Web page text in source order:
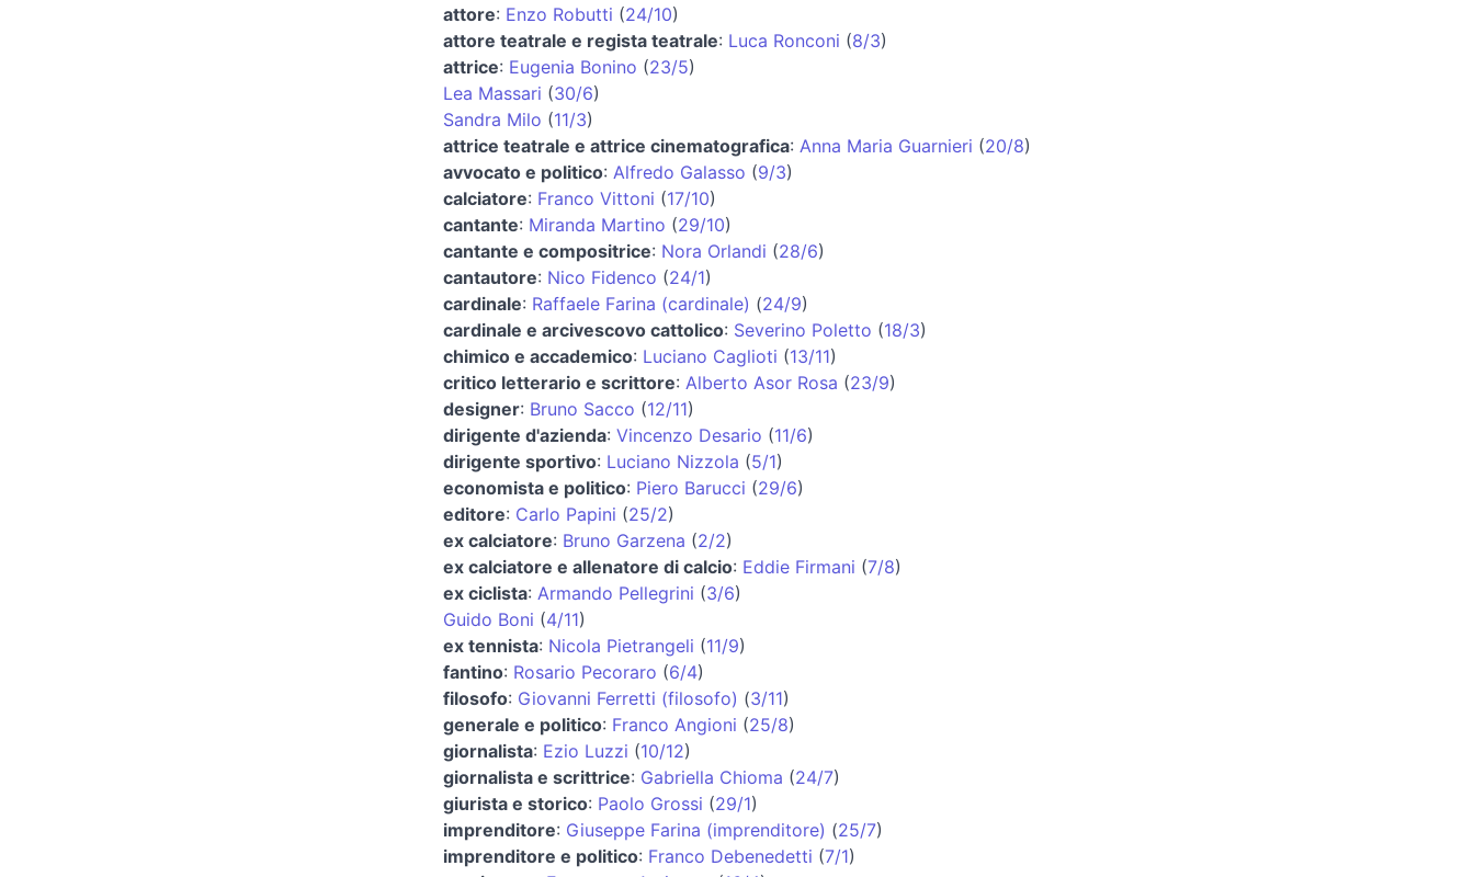
attore: Enzo Robutti (24/10)
attore teatrale e regista teatrale: Luca Ronconi (8/3)
attrice: Eugenia Bonino (23/5)
Lea Massari (30/6)
Sandra Milo (11/3)
attrice teatrale e attrice cinematografica: Anna Maria Guarnieri (20/8)
avvocato e politico: Alfredo Galasso (9/3)
calciatore: Franco Vittoni (17/10)
cantante: Miranda Martino (29/10)
cantante e compositrice: Nora Orlandi (28/6)
cantautore: Nico Fidenco (24/1)
cardinale: Raffaele Farina (cardinale) (24/9)
cardinale e arcivescovo cattolico: Severino Poletto (18/3)
chimico e accademico: Luciano Caglioti (13/11)
critico letterario e scrittore: Alberto Asor Rosa (23/9)
designer: Bruno Sacco (12/11)
dirigente d'azienda: Vincenzo Desario (11/6)
dirigente sportivo: Luciano Nizzola (5/1)
economista e politico: Piero Barucci (29/6)
editore: Carlo Papini (25/2)
ex calciatore: Bruno Garzena (2/2)
ex calciatore e allenatore di calcio: Eddie Firmani (7/8)
ex ciclista: Armando Pellegrini (3/6)
Guido Boni (4/11)
ex tennista: Nicola Pietrangeli (11/9)
fantino: Rosario Pecoraro (6/4)
filosofo: Giovanni Ferretti (filosofo) (3/11)
generale e politico: Franco Angioni (25/8)
giornalista: Ezio Luzzi (10/12)
giornalista e scrittrice: Gabriella Chioma (24/7)
giurista e storico: Paolo Grossi (29/1)
imprenditore: Giuseppe Farina (imprenditore) (25/7)
imprenditore e politico: Franco Debenedetti (7/1)